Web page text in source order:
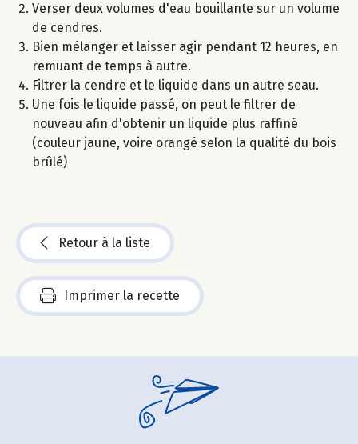
Verser deux volumes d'eau bouillante sur un volume
de cendres.
Bien mélanger et laisser agir pendant 12 heures, en
remuant de temps à autre.
Filtrer la cendre et le liquide dans un autre seau.
Une fois le liquide passé, on peut le filtrer de
nouveau afin d'obtenir un liquide plus raffiné
(couleur jaune, voire orangé selon la qualité du bois
brûlé)
Retour à la liste
Imprimer la recette